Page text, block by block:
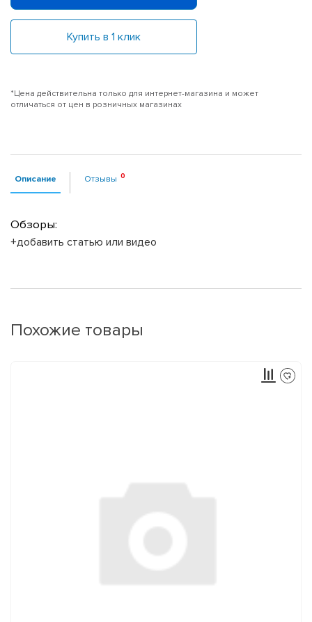
Купить в 1 клик
*Цена действительна только для интернет-магазина и может
отличаться от цен в розничных магазинах
Описание Отзывы
Обзоры:
+добавить статью или видео
Похожие товары